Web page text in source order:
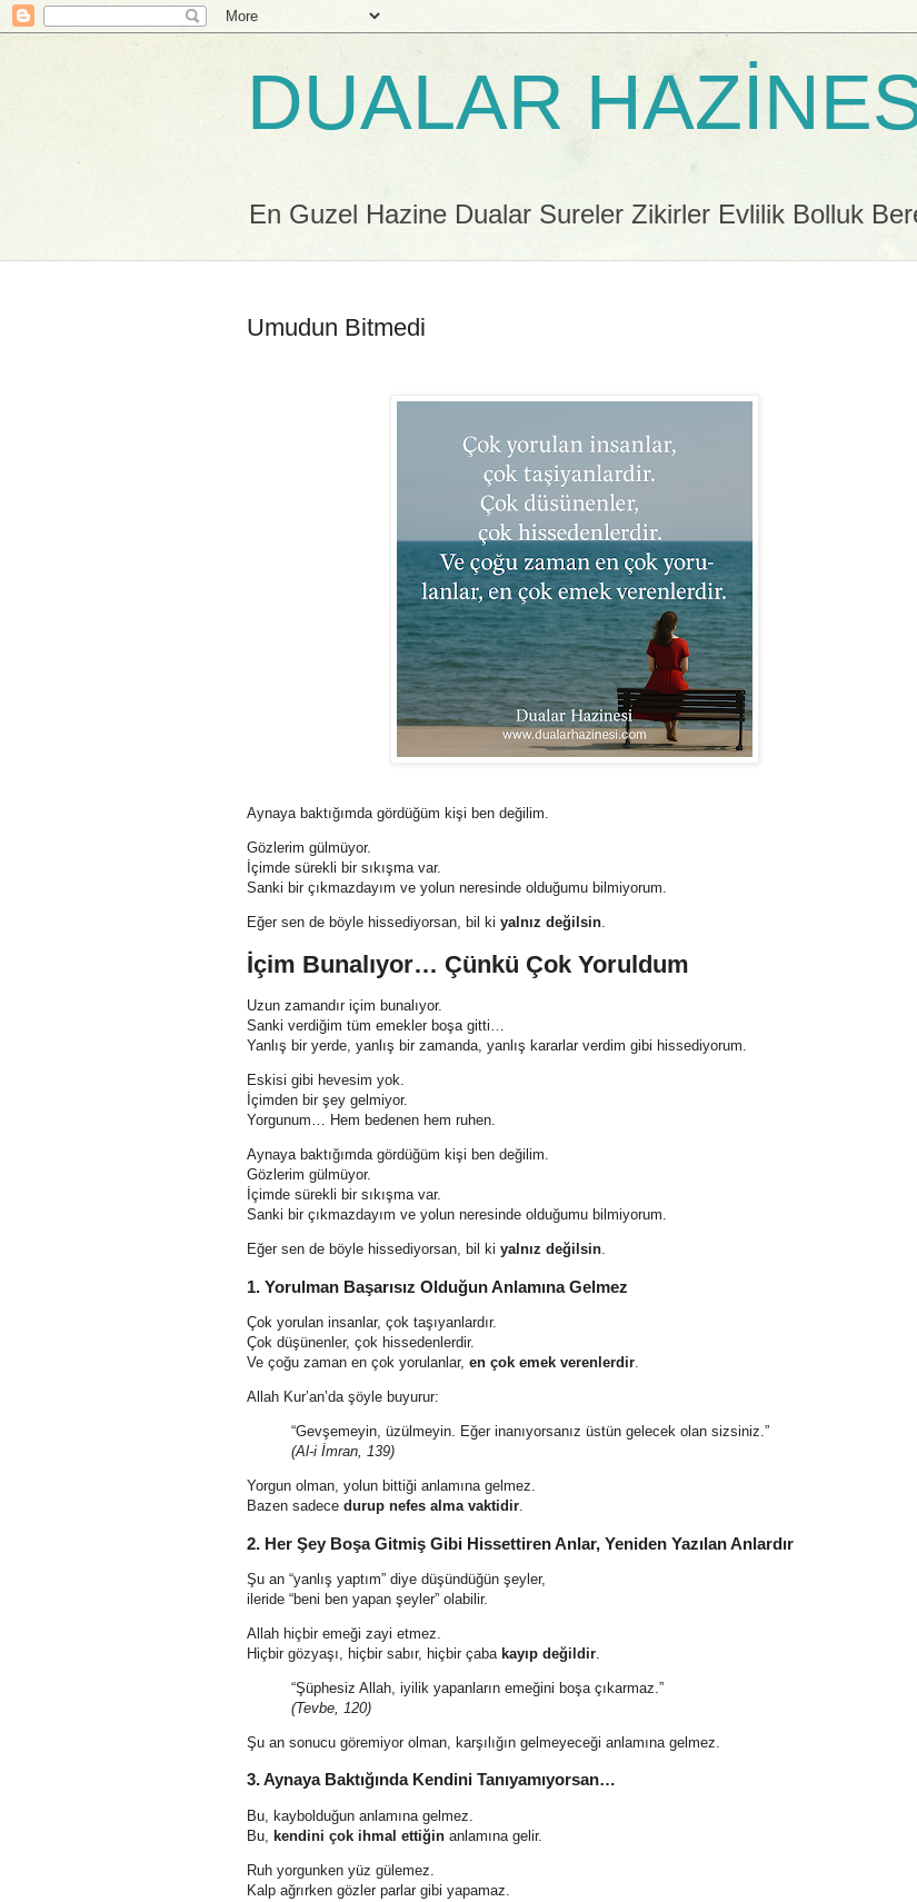
DUALAR
En Guzel Hazine Dualar Sureler Zikirler Evlilik Bolluk
Umudun Bitmedi
Aynaya baktığımda gördüğüm kişi ben değilim.
Gözlerim gülmüyor.
İçimde sürekli bir sıkışma var.
Sanki bir çıkmazdayım ve yolun neresinde olduğumu bilmiyorum.
Eğer sen de böyle hissediyorsan, bil ki yalnız değilsin.
İçim Bunalıyor… Çünkü Çok Yoruldum
Uzun zamandır içim bunalıyor.
Sanki verdiğim tüm emekler boşa gitti…
Yanlış bir yerde, yanlış bir zamanda, yanlış kararlar verdim gibi hissediyorum.
Eskisi gibi hevesim yok.
İçimden bir şey gelmiyor.
Yorgunum… Hem bedenen hem ruhen.
Aynaya baktığımda gördüğüm kişi ben değilim.
Gözlerim gülmüyor.
İçimde sürekli bir sıkışma var.
Sanki bir çıkmazdayım ve yolun neresinde olduğumu bilmiyorum.
Eğer sen de böyle hissediyorsan, bil ki yalnız değilsin.
1. Yorulman Başarısız Olduğun Anlamına Gelmez
Çok yorulan insanlar, çok taşıyanlardır.
Çok düşünenler, çok hissedenlerdir.
Ve çoğu zaman en çok yorulanlar, en çok emek verenlerdir
Allah Kur’an’da şöyle buyurur:
“Gevşemeyin, üzülmeyin. Eğer inanıyorsanız üstün gelecek olan sizsiniz.”
(Al-i İmran, 139)
Yorgun olman, yolun bittiği anlamına gelmez.
Bazen sadece durup nefes alma vaktidir.
2. Her Şey Boşa Gitmiş Gibi Hissettiren Anlar, Yeniden Yazılan Anlardır
Şu an “yanlış yaptım” diye düşündüğün şeyler,
ileride “beni ben yapan şeyler” olabilir.
Allah hiçbir emeği zayi etmez.
Hiçbir gözyaşı, hiçbir sabır, hiçbir çaba kayıp değildir
“Şüphesiz Allah, iyilik yapanların emeğini boşa çıkarmaz.”
(Tevbe, 120)
Şu an sonucu göremiyor olman, karşılığın gelmeyeceği anlamına gelmez.
3. Aynaya Baktığında Kendini Tanıyamıyorsan…
Bu, kaybolduğun anlamına gelmez.
Bu, kendini çok ihmal ettiğin anlamına gelir.
Ruh yorgunken yüz gülemez.
Kalp ağrırken gözler parlar gibi yapamaz.